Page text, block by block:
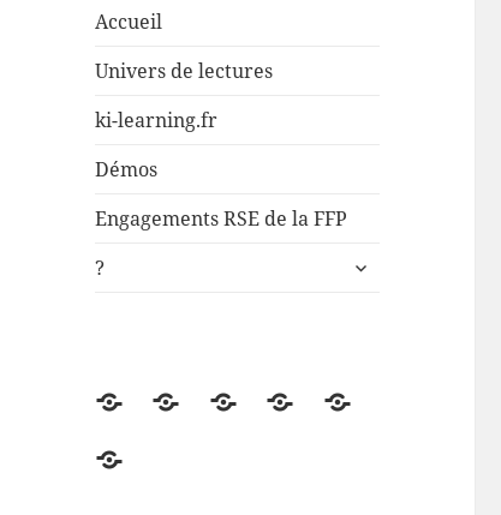
Accueil
Univers de lectures
ki-learning.fr
Démos
Engagements RSE de la FFP
?
ouvrir
AccueilUnivers
ki-
DémosEngagements
?